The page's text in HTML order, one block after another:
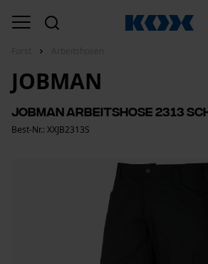
JOBMAN
Jobman Arbeitshose 2313
Best-Nr.: XXJB2313S